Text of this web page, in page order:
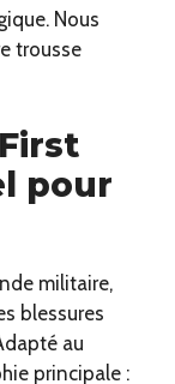
Nous
trousse
pour
militaire,
blessures
au
principale :